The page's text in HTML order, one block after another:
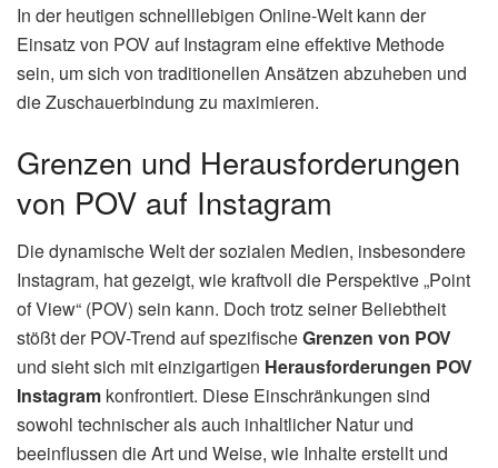
In der heutigen schnelllebigen Online-Welt kann der
Einsatz von POV auf Instagram eine effektive Methode
sein, um sich von traditionellen Ansätzen abzuheben und
die Zuschauerbindung zu maximieren.
Grenzen und Herausforderungen
von POV auf Instagram
Die dynamische Welt der sozialen Medien, insbesondere
Instagram, hat gezeigt, wie kraftvoll die Perspektive „Point
of View“ (POV) sein kann. Doch trotz seiner Beliebtheit
stößt der POV-Trend auf spezifischeGrenzen von POV
und sieht sich mit einzigartigen Herausforderungen POV
Instagram konfrontiert. Diese Einschränkungen sind
sowohl technischer als auch inhaltlicher Natur und
beeinflussen die Art und Weise, wie Inhalte erstellt und